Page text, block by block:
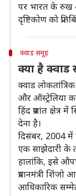
पर भारत के रुख
दृष्टिकोण को
क्वाड समूह
क्या है क्वाड
क्वाड
और ऑस्ट्रेलिया
हिंद प्रशांत क्षेत्र
देना है।
दिसंबर, 2004 में
एक साझेदारी के
हालांकि, इसे
प्रधानमंत्री
आधिकारिक